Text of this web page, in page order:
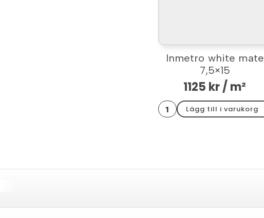
Inmetro white mate
7,5×15
1125 kr/ m²
Inmetro
white
mate
Lägg till i varukorg